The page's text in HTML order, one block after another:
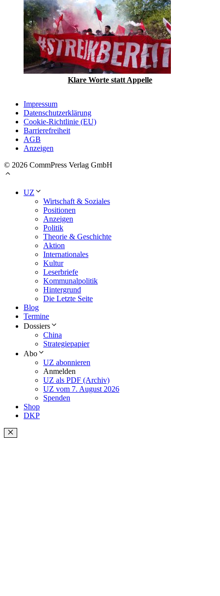
Klare Worte statt Appelle
Impressum
Datenschutzerklärung
Cookie-Richtlinie (EU)
Barrierefreiheit
AGB
Anzeigen
© 2026 CommPress Verlag GmbH
UZ
Wirtschaft & Soziales
Positionen
Anzeigen
Politik
Theorie & Geschichte
Aktion
Internationales
Kultur
Leserbriefe
Kommunalpolitik
Hintergrund
Die Letzte Seite
Blog
Termine
Dossiers
China
Strategiepapier
Abo
UZ abonnieren
Anmelden
UZ als PDF (Archiv)
UZ vom 7. August 2026
Spenden
Shop
DKP
Schließen